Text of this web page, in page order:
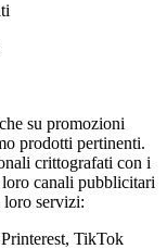
su promozioni
prodotti pertinenti.
crittografati con i
canali pubblicitari
servizi:
TikTok